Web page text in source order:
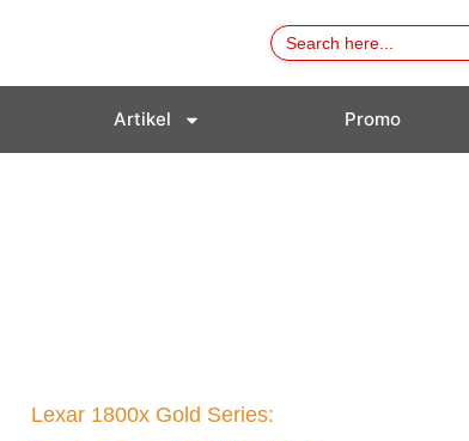
Search
for:
Artikel Promo
Lexar 1800x Gold Series: